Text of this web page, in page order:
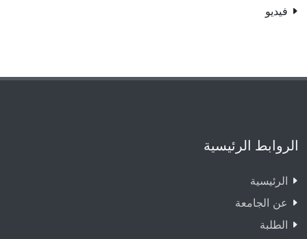
فيديو
الروابط الرئيسية
الرئيسية
عن الجامعة
الطلبة